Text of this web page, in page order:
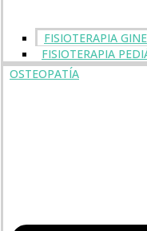
FISIOTERAPIA
FISIOTERAPIA
OSTEOPATÍA